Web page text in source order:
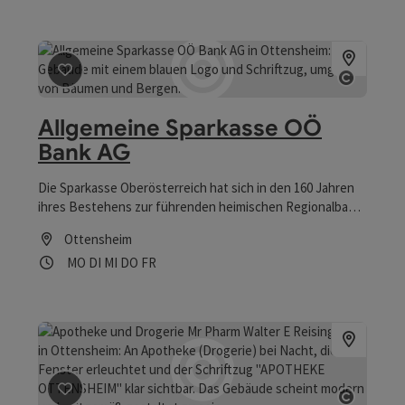
Beitrag merken: Allgemeine Sparkasse OÖ Bank AG
Allgemeine Sparkasse OÖ
Bank AG
Die Sparkasse Oberösterreich hat sich in den 160 Jahren
ihres Bestehens zur führenden heimischen Regionalbank
Kunden an fast 140 Standorten für Service und Beratung
zur Verfügung und ist damit das größte Geldinstitut
Ortskenntnis, Nähe zum Kunden, Überschaubarkeit der
Bank und vor allem kurze Entscheidungswege zählen zu
den Stärken der Sparkasse OÖ.
Ottensheim
Öffnungszeiten
MO Montag geöffnet
DI Dienstag geöffnet
MI Mittwoch geöffnet
DO Donnerstag geöffnet
FRFreitag geöffnet